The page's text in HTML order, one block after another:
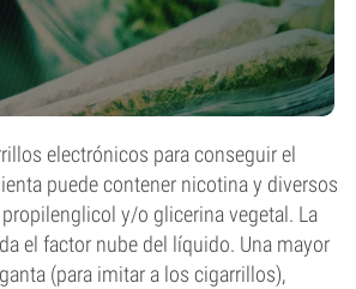
electrónicos para conseguir el
puede contener nicotina y diversos
y/o glicerina vegetal. La
el factor nube del líquido. Una mayor
(para imitar a los cigarrillos),